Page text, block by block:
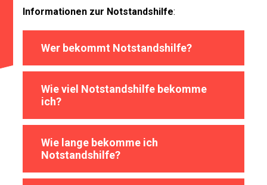
Informationen zur Notstandshilfe:
Wer bekommt Notstandshilfe?
Wie viel Notstandshilfe bekomme
ich?
Wie lange bekomme ich
Notstandshilfe?